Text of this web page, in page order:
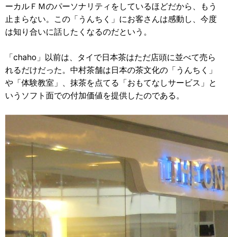
ーカルＦＭのパーソナリティをしているほどだから、もう
止まらない。この「うんちく」にお客さんは感動し、今度
は知り合いに話したくなるのだという。
「chaho」以前は、タイで日本茶はただ店頭に並べて売ら
れるだけだった。中村茶舗は日本の茶文化の「うんちく」
や「体験教室」、抹茶を点てる「おもてなしサービス」と
いうソフト面での付加価値を提供したのである。